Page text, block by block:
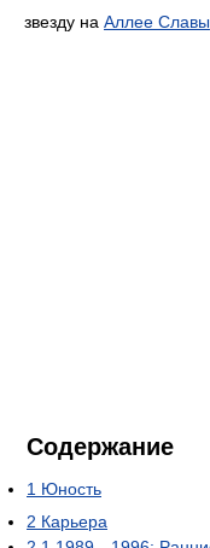
звезду на Аллее Славы
Содержание
1 Юность
2 Карьера